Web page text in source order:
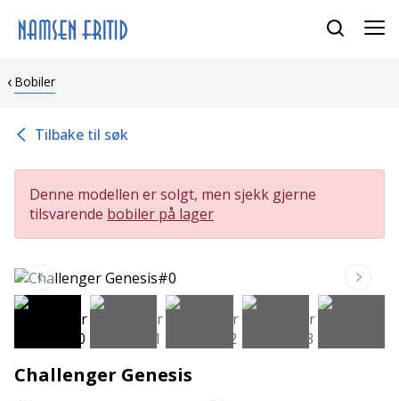
Bobiler
Tilbake til søk
Denne modellen er solgt, men sjekk gjerne
tilsvarende bobiler på lager
Challenger Genesis